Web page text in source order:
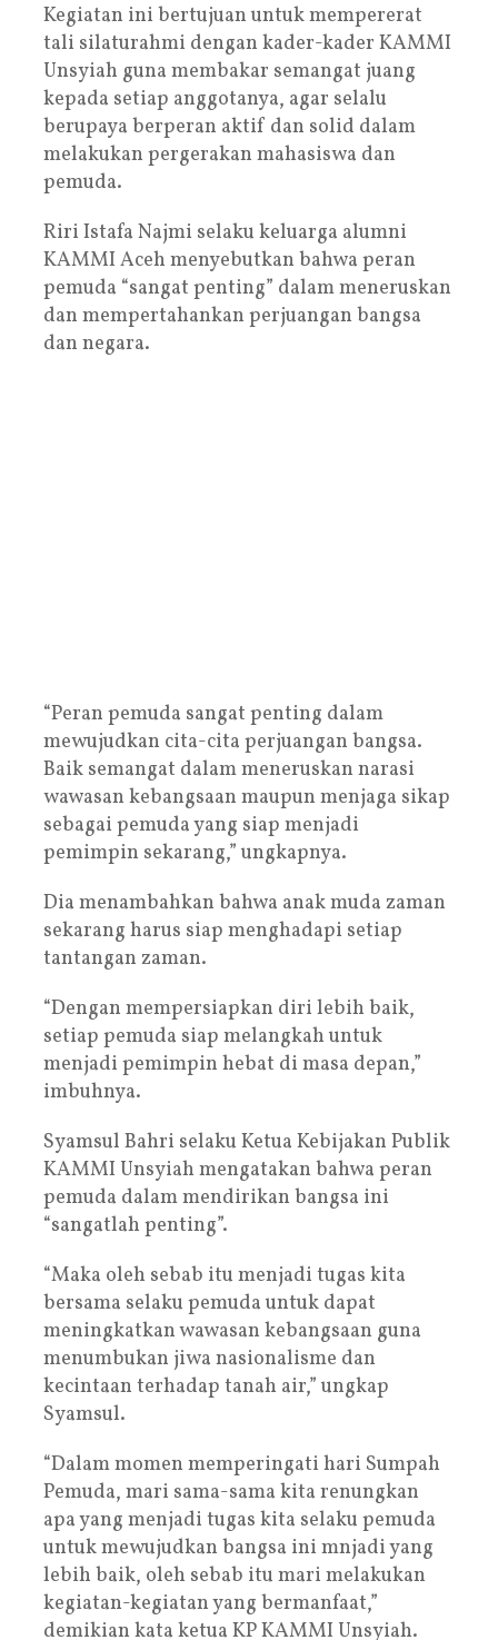
Kegiatan ini bertujuan untuk mempererat
tali silaturahmi dengan kader-kader KAMMI
Unsyiah guna membakar semangat juang
kepada setiap anggotanya, agar selalu
berupaya berperan aktif dan solid dalam
melakukan pergerakan mahasiswa dan
pemuda.
Riri Istafa Najmi selaku keluarga alumni
KAMMI Aceh menyebutkan bahwa peran
pemuda “sangat penting” dalam meneruskan
dan mempertahankan perjuangan bangsa
dan negara.
“Peran pemuda sangat penting dalam
mewujudkan cita-cita perjuangan bangsa.
Baik semangat dalam meneruskan narasi
wawasan kebangsaan maupun menjaga sikap
sebagai pemuda yang siap menjadi
pemimpin sekarang,” ungkapnya.
Dia menambahkan bahwa anak muda zaman
sekarang harus siap menghadapi setiap
tantangan zaman.
“Dengan mempersiapkan diri lebih baik,
setiap pemuda siap melangkah untuk
menjadi pemimpin hebat di masa depan,”
imbuhnya.
Syamsul Bahri selaku Ketua Kebijakan Publik
KAMMI Unsyiah mengatakan bahwa peran
pemuda dalam mendirikan bangsa ini
“sangatlah penting”.
“Maka oleh sebab itu menjadi tugas kita
bersama selaku pemuda untuk dapat
meningkatkan wawasan kebangsaan guna
menumbukan jiwa nasionalisme dan
kecintaan terhadap tanah air,” ungkap
Syamsul.
“Dalam momen memperingati hari Sumpah
Pemuda, mari sama-sama kita renungkan
apa yang menjadi tugas kita selaku pemuda
untuk mewujudkan bangsa ini mnjadi yang
lebih baik, oleh sebab itu mari melakukan
kegiatan-kegiatan yang bermanfaat,”
demikian kata ketua KP KAMMI Unsyiah.